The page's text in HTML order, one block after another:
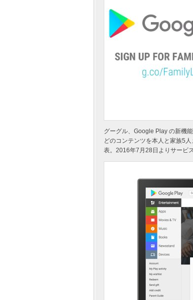
グーグル、Google Play の新機
どのコンテンツを本人と家族5
表。2016年7月28日よりサービス